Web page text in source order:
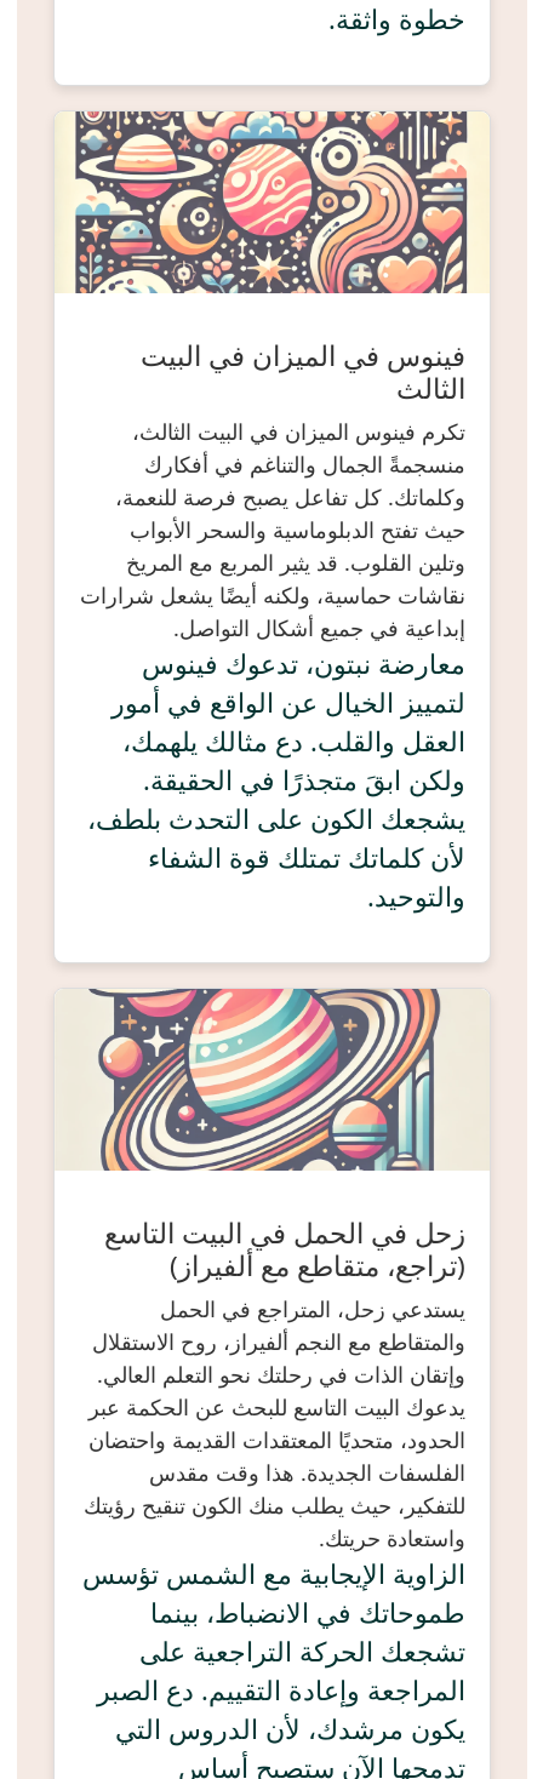
خطوة واثقة.
فينوس في الميزان في البيت
الثالث
تكرم فينوس الميزان في البيت الثالث،
منسجمةً الجمال والتناغم في أفكارك
وكلماتك. كل تفاعل يصبح فرصة للنعمة،
حيث تفتح الدبلوماسية والسحر الأبواب
وتلين القلوب. قد يثير المربع مع المريخ
نقاشات حماسية، ولكنه أيضًا يشعل شرارات
إبداعية في جميع أشكال التواصل.
معارضة نبتون، تدعوك فينوس
لتمييز الخيال عن الواقع في أمور
العقل والقلب. دع مثالك يلهمك،
ولكن ابقَ متجذرًا في الحقيقة.
يشجعك الكون على التحدث بلطف،
لأن كلماتك تمتلك قوة الشفاء
والتوحيد.
زحل في الحمل في البيت التاسع
(تراجع، متقاطع مع ألفيراز)
يستدعي زحل، المتراجع في الحمل
والمتقاطع مع النجم ألفيراز، روح الاستقلال
وإتقان الذات في رحلتك نحو التعلم العالي.
يدعوك البيت التاسع للبحث عن الحكمة عبر
الحدود، متحديًا المعتقدات القديمة واحتضان
الفلسفات الجديدة. هذا وقت مقدس
للتفكير، حيث يطلب منك الكون تنقيح رؤيتك
واستعادة حريتك.
الزاوية الإيجابية مع الشمس تؤسس
طموحاتك في الانضباط، بينما
تشجعك الحركة التراجعية على
المراجعة وإعادة التقييم. دع الصبر
يكون مرشدك، لأن الدروس التي
تدمجها الآن ستصبح أساس